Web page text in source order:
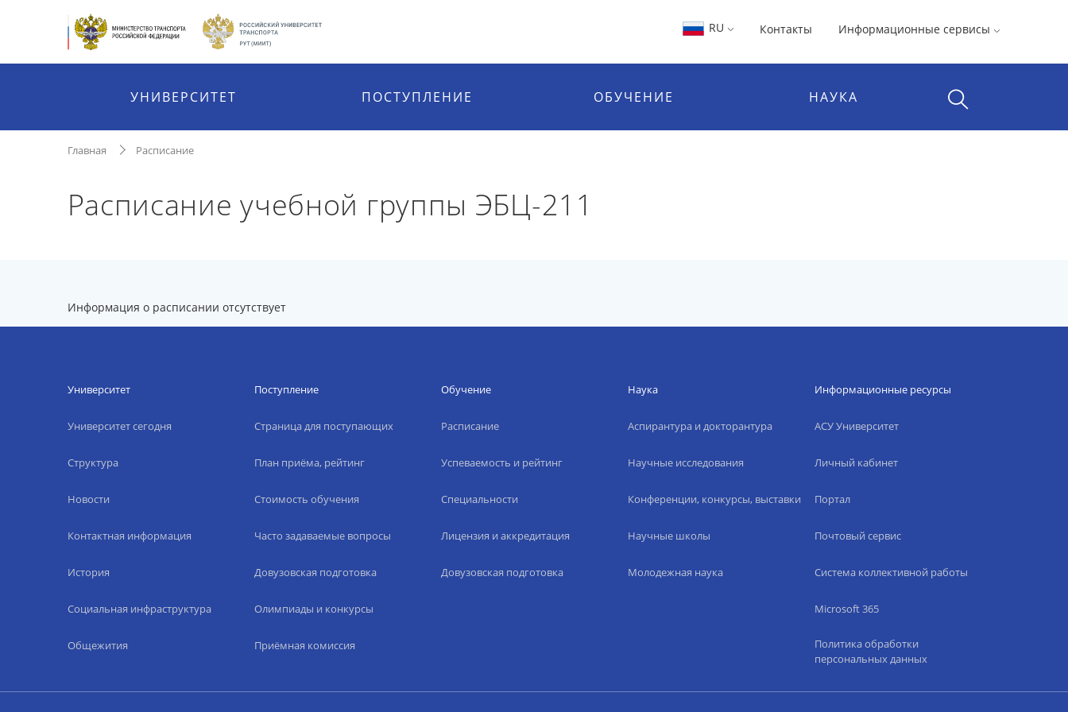
RU Контакты Информационные сервисы
УНИВЕРСИТЕТ ПОСТУПЛЕНИЕ ОБУЧЕНИЕ НАУКА
Главная Расписание
Расписание учебной группы ЭБЦ-211
Информация о расписании отсутствует
Университет
Университет сегодня
Структура
Новости
Контактная информация
История
Социальная инфраструктура
Общежития
Поступление
Страница для поступающих
План приёма, рейтинг
Стоимость обучения
Часто задаваемые вопросы
Довузовская подготовка
Олимпиады и конкурсы
Приёмная комиссия
Обучение
Расписание
Успеваемость и рейтинг
Специальности
Лицензия и аккредитация
Довузовская подготовка
Наука
Аспирантура и докторантура
Научные исследования
Конференции, конкурсы, выставки
Научные школы
Молодежная наука
Информационные ресурсы
АСУ Университет
Личный кабинет
Портал
Почтовый сервис
Система коллективной работы
Microsoft 365
Политика обработки
персональных данных